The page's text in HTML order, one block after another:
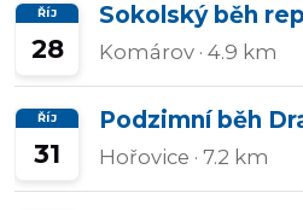
ŘÍJ
28
Sokolský běh
Komárov · 4.9 km
ŘÍJ
31
Podzimní běh
Hořovice · 7.2 km